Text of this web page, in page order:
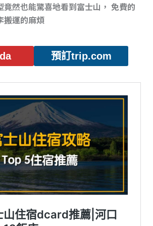
竟然也能驚喜地看到富士山， 免費的
搬運的麻煩
預訂trip.com